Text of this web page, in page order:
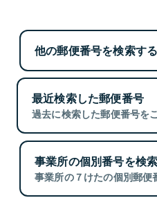
他の郵便番号を検索する
最近検索した郵便番号
過去に検索した郵便番号を
事業所の個別番号を検
事業所の７けたの個別郵便